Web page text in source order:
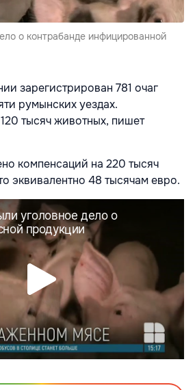
о контрабанде инфицированной
зарегистрирован 781 очаг
румынских уездах.
тысяч животных, пишет
компенсаций на 220 тысяч
эквивалентно 48 тысячам евро.